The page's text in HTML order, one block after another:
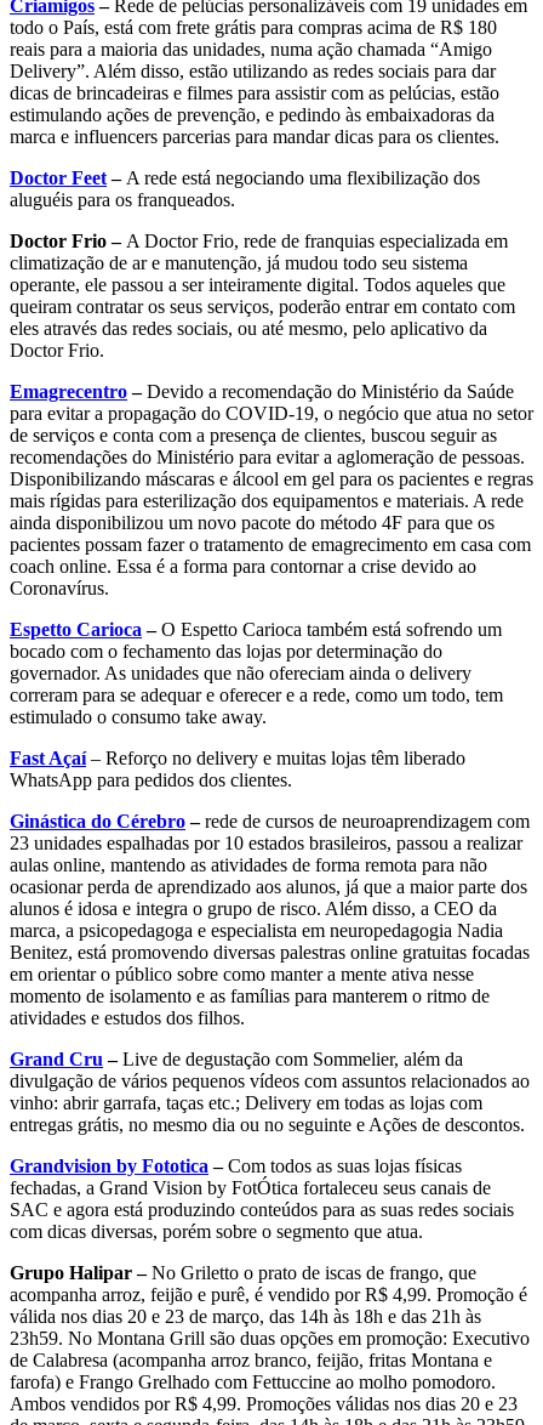
Criamigos–Rede de pelúcias personalizáveis com 19 unidades em
todo o País, está com frete grátis para compras acima de R$ 180
reais para a maioria das unidades, numa ação chamada “Amigo
Delivery”. Além disso, estão utilizando as redes sociais para dar
dicas de brincadeiras e filmes para assistir com as pelúcias, estão
estimulando ações de prevenção, e pedindo às embaixadoras da
marca e influencers parcerias para mandar dicas para os clientes.
Doctor Feet– A rede está negociando uma flexibilização dos
aluguéis para os franqueados.
Doctor Frio – A Doctor Frio, rede de franquias especializada em
climatização de ar e manutenção, já mudou todo seu sistema
operante, ele passou a ser inteiramente digital. Todos aqueles que
queiram contratar os seus serviços, poderão entrar em contato com
eles através das redes sociais, ou até mesmo, pelo aplicativo da
Doctor Frio.
Emagrecentro–Devido a recomendação do Ministério da Saúde
para evitar a propagação do COVID-19, o negócio que atua no setor
de serviços e conta com a presença de clientes, buscou seguir as
recomendações do Ministério para evitar a aglomeração de pessoas.
Disponibilizando máscaras e álcool em gel para os pacientes e regras
mais rígidas para esterilização dos equipamentos e materiais. A rede
ainda disponibilizou um novo pacote do método 4F para que os
pacientes possam fazer o tratamento de emagrecimento em casa com
coach online. Essa é a forma para contornar a crise devido ao
Coronavírus.
Espetto Carioca –O Espetto Carioca também está sofrendo um
bocado com o fechamento das lojas por determinação do
governador. As unidades que não ofereciam ainda o delivery
correram para se adequar e oferecer e a rede, como um todo, tem
estimulado o consumo take away.
Fast Açaí– Reforço no delivery e muitas lojas têm liberado
WhatsApp para pedidos dos clientes.
Ginástica do Cérebro–rede de cursos de neuroaprendizagem com
23 unidades espalhadas por 10 estados brasileiros, passou a realizar
aulas online, mantendo as atividades de forma remota para não
ocasionar perda de aprendizado aos alunos, já que a maior parte dos
alunos é idosa e integra o grupo de risco. Além disso, a CEO da
marca, a psicopedagoga e especialista em neuropedagogia Nadia
Benitez, está promovendo diversas palestras online gratuitas focadas
em orientar o público sobre como manter a mente ativa nesse
momento de isolamento e as famílias para manterem o ritmo de
atividades e estudos dos filhos.
Grand Cru –Live de degustação com Sommelier, além da
divulgação de vários pequenos vídeos com assuntos relacionados ao
vinho: abrir garrafa, taças etc.; Delivery em todas as lojas com
entregas grátis, no mesmo dia ou no seguinte e Ações de descontos.
Grandvision by Fototica –Com todos as suas lojas físicas
fechadas, a Grand Vision by FotÓtica fortaleceu seus canais de
SAC e agora está produzindo conteúdos para as suas redes sociais
com dicas diversas, porém sobre o segmento que atua.
Grupo Halipar –No Griletto o prato de iscas de frango, que
acompanha arroz, feijão e purê, é vendido por R$ 4,99. Promoção é
válida nos dias 20 e 23 de março, das 14h às 18h e das 21h às
23h59. No Montana Grill são duas opções em promoção: Executivo
de Calabresa (acompanha arroz branco, feijão, fritas Montana e
farofa) e Frango Grelhado com Fettuccine ao molho pomodoro.
Ambos vendidos por R$ 4,99. Promoções válidas nos dias 20 e 23